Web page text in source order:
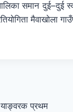
समान दुई–दुई
मैवाखोला
याङ्वरक प्रथम